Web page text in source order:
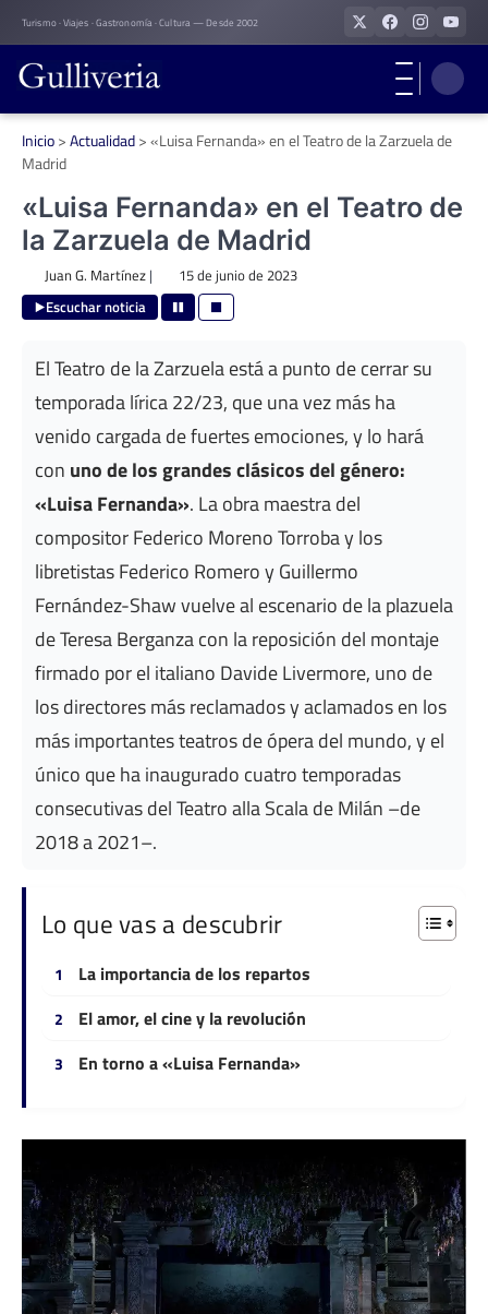
Skip
to
content
Turismo · Viajes · Gastronomía · Cultura — Desde 2002
Inicio>Actualidad>«Luisa Fernanda» en el Teatro de la Zarzuela de
Madrid
«Luisa Fernanda» en el Teatro de
la Zarzuela de Madrid
Juan G. Martínez| 15 de junio de 2023
Escuchar noticia
El Teatro de la Zarzuela está a punto de cerrar su
temporada lírica 22/23, que una vez más ha
venido cargada de fuertes emociones, y lo hará
con uno de los grandes clásicos del género:
«Luisa Fernanda». La obra maestra del
compositor Federico Moreno Torroba y los
libretistas Federico Romero y Guillermo
Fernández-Shaw vuelve al escenario de la plazuela
de Teresa Berganza con la reposición del montaje
firmado por el italiano Davide Livermore, uno de
los directores más reclamados y aclamados en los
más importantes teatros de ópera del mundo, y el
único que ha inaugurado cuatro temporadas
consecutivas del Teatro alla Scala de Milán –de
2018 a 2021–.
Lo que vas a descubrir
La importancia de los repartos
El amor, el cine y la revolución
En torno a «Luisa Fernanda»